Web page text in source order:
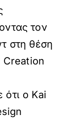
τον
στη θέση
Creation